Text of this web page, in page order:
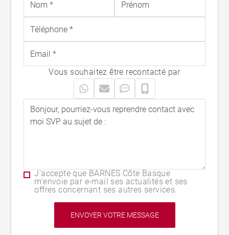
Vous souhaitez être recontacté par
J'accepte que BARNES Côte Basque
m'envoie par e-mail ses actualités et ses
offres concernant ses autres services.